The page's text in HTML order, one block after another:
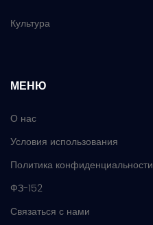
Культура
МЕНЮ
О нас
Условия использования
Политика конфиденциальности
ФЗ-152
Связаться с нами